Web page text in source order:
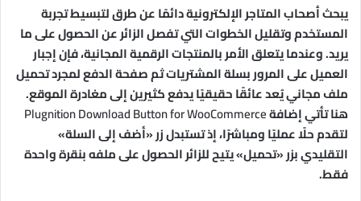
يبحث أصحاب المتاجر الإلكترونية دائمًا عن طرق لتبسيط تجربة
المستخدم وتقليل الخطوات التي تفصل الزائر عن الحصول على ما
يريد. وعندما يتعلق الأمر بالمنتجات الرقمية المجانية، فإن إجبار
العميل على المرور بسلة المشتريات ثم صفحة الدفع لمجرد تحميل
ملف مجاني يُعد عائقًا حقيقيًا يدفع كثيرين إلى مغادرة الموقع.
هنا تأتي إضافةPlugnition Download Button for WooCommerce
لتقدم حلًا عمليًا ومباشرًا، إذ تستبدل زر «أضف إلى السلة»
التقليدي بزر «تحميل» يتيح للزائر الحصول على ملفه بنقرة واحدة
فقط.